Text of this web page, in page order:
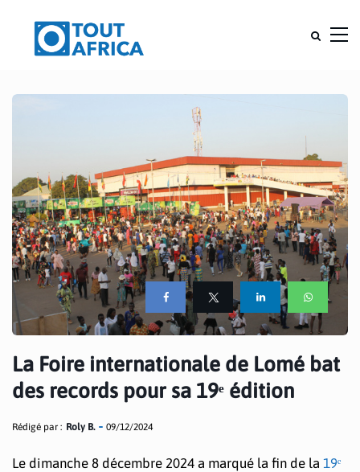
La Foire internationale de Lomé bat
des records pour sa 19ᵉ édition
Rédigé par : Roly B. 09/12/2024
Le dimanche 8 décembre 2024 a marqué la fin de la 19ᵉ